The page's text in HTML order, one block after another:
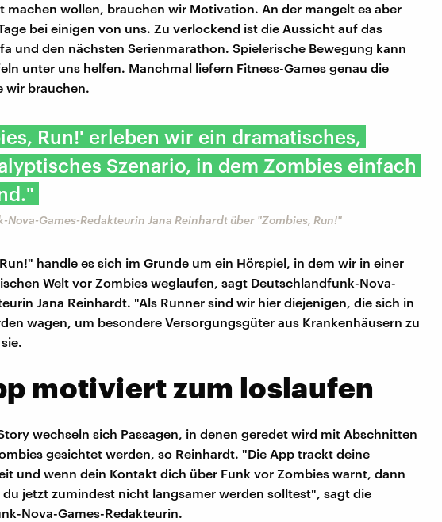
machen wollen, brauchen wir Motivation. An der mangelt es aber
bei einigen von uns. Zu verlockend ist die Aussicht auf das
und den nächsten Serienmarathon. Spielerische Bewegung kann
unter uns helfen. Manchmal liefern Fitness-Games genau die
wir brauchen.
Run!' erleben wir ein dramatisches,
Szenario, in dem Zombies einfach
Nova-Games-Redakteurin Jana Reinhardt über "Zombies, Run!"
handle es sich im Grunde um ein Hörspiel, in dem wir in einer
Welt vor Zombies weglaufen, sagt Deutschlandfunk-Nova-
Jana Reinhardt. "Als Runner sind wir hier diejenigen, die sich in
wagen, um besondere Versorgungsgüter aus Krankenhäusern zu
motiviert zum loslaufen
wechseln sich Passagen, in denen geredet wird mit Abschnitten
gesichtet werden, so Reinhardt. "Die App trackt deine
und wenn dein Kontakt dich über Funk vor Zombies warnt, dann
jetzt zumindest nicht langsamer werden solltest", sagt die
Nova-Games-Redakteurin.